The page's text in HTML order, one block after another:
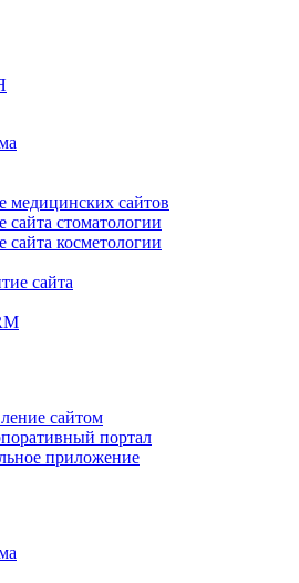
медицинских сайтов
стоматологии
косметологии
сайта
сайтом
портал
приложение